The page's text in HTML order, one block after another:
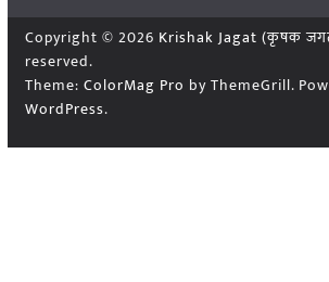
Copyright © 2026 Krishak Jagat (कृषक
reserved.
Theme: ColorMag Pro by ThemeGrill.
WordPress.